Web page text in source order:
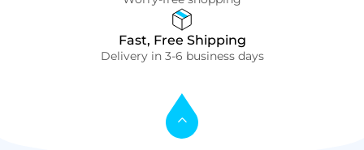
Fast, Free Shipping
Delivery in 3-6 business days